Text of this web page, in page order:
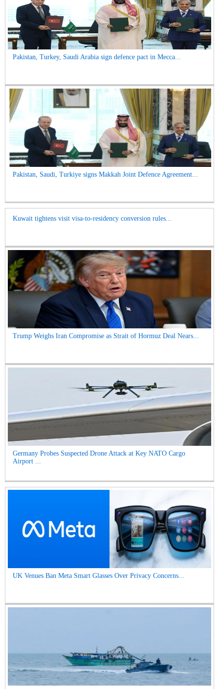
Pakistan, Turkey, Saudi Arabia sign defence pact in Mecca...
Pakistan, Saudi, Turkiye signs Makkah Joint Defence Agreement...
Kuwait tightens visit visa-to-residency conversion rules...
Trump Weighs Iran Compromise as Strait of Hormuz Deal Nears...
Germany Probes Suspected Drone Attack at Key NATO Cargo
Airport ...
UK Venues Ban Meta Smart Glasses Over Privacy Concerns...